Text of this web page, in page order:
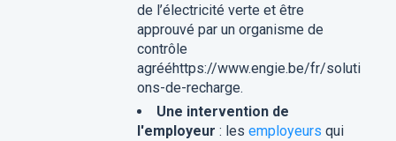
de l’électricité verte et être
approuvé par un organisme de
contrôle
agrééhttps://www.engie.be/fr/soluti
ons-de-recharge.
Une intervention de
l'employeur : les employeurs qui